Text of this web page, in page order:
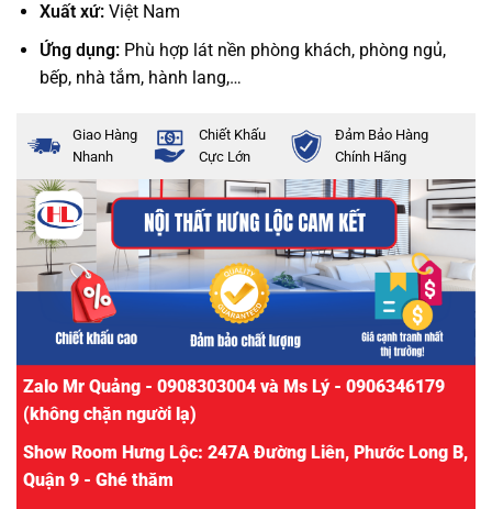
Xuất xứ:Việt Nam
Ứng dụng:Phù hợp lát nền phòng khách, phòng ngủ,
bếp, nhà tắm, hành lang,…
Giao Hàng
Nhanh
Chiết Khấu
Cực Lớn
Đảm Bảo Hàng
Chính Hãng
Zalo Mr Quảng - 0908303004 và Ms Lý - 0906346179
(không chặn người lạ)
Show Room Hưng Lộc: 247A Đường Liên, Phước Long B,
Quận 9 - Ghé thăm